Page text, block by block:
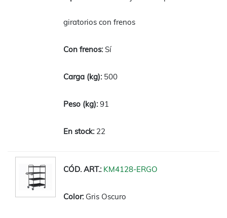
giratorios con frenos
Sí
500
91
22
KM4128-ERGO
Gris Oscuro